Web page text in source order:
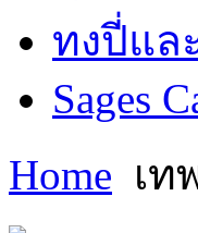
ทงปี่แล
Sages
Home เท